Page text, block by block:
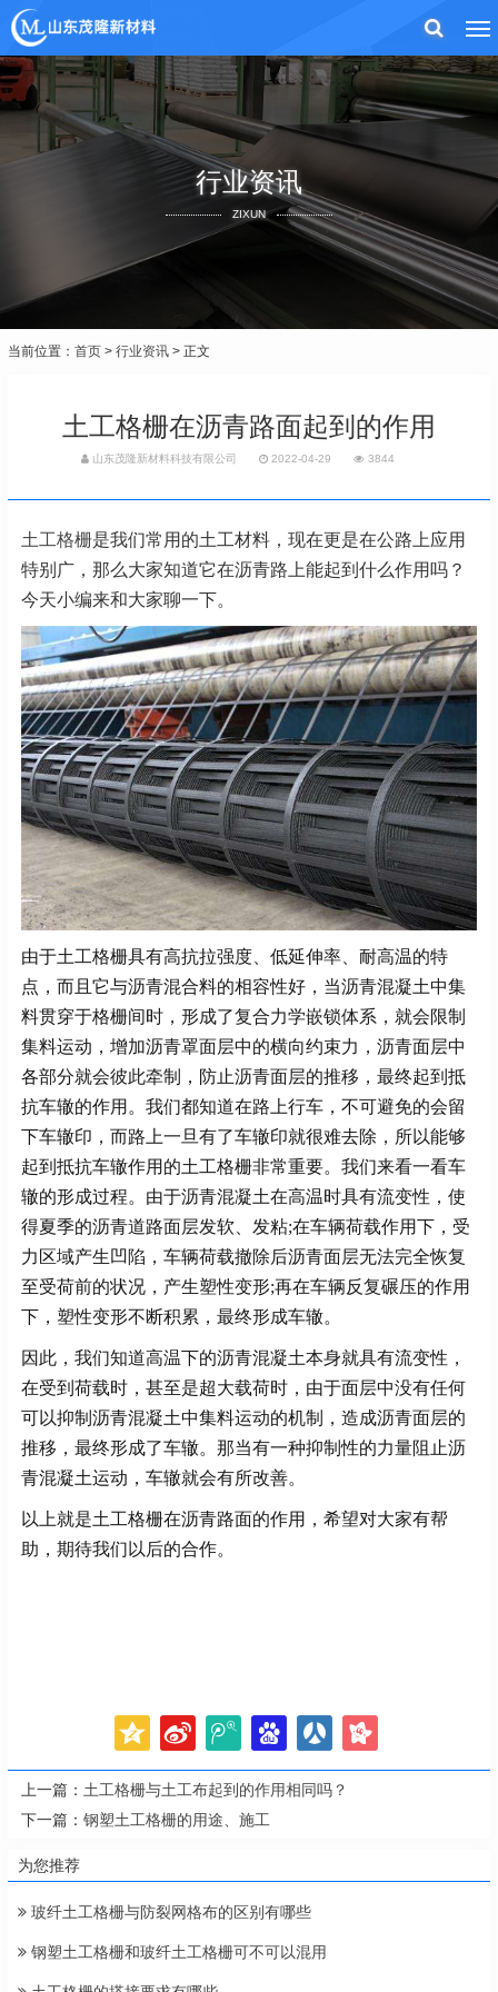
行业资讯
ZIXUN
当前位置： 首页 > 行业资讯 > 正文
土工格栅在沥青路面起到的作用
山东茂隆新材料科技有限公司 2022-04-29 3844
土工格栅是我们常用的土工材料，现在更是在公路上应用
特别广，那么大家知道它在沥青路上能起到什么作用吗？
今天小编来和大家聊一下。
由于土工格栅具有高抗拉强度、低延伸率、耐高温的特
点，而且它与沥青混合料的相容性好，当沥青混凝土中集
料贯穿于格栅间时，形成了复合力学嵌锁体系，就会限制
集料运动，增加沥青罩面层中的横向约束力，沥青面层中
各部分就会彼此牵制，防止沥青面层的推移，最终起到抵
抗车辙的作用。我们都知道在路上行车，不可避免的会留
下车辙印，而路上一旦有了车辙印就很难去除，所以能够
起到抵抗车辙作用的土工格栅非常重要。我们来看一看车
辙的形成过程。由于沥青混凝土在高温时具有流变性，使
得夏季的沥青道路面层发软、发粘;在车辆荷载作用下，受
力区域产生凹陷，车辆荷载撤除后沥青面层无法完全恢复
至受荷前的状况，产生塑性变形;再在车辆反复碾压的作用
下，塑性变形不断积累，最终形成车辙。
因此，我们知道高温下的沥青混凝土本身就具有流变性，
在受到荷载时，甚至是超大载荷时，由于面层中没有任何
可以抑制沥青混凝土中集料运动的机制，造成沥青面层的
推移，最终形成了车辙。那当有一种抑制性的力量阻止沥
青混凝土运动，车辙就会有所改善。
以上就是土工格栅在沥青路面的作用，希望对大家有帮
助，期待我们以后的合作。
上一篇： 土工格栅与土工布起到的作用相同吗？
下一篇： 钢塑土工格栅的用途、施工
为您推荐
玻纤土工格栅与防裂网格布的区别有哪些
钢塑土工格栅和玻纤土工格栅可不可以混用